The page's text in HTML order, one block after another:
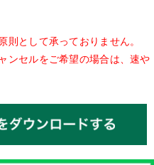
則として承っておりません。
ンセルをご希望の場合は、速や